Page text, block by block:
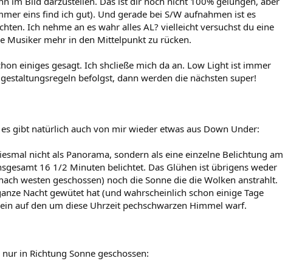
eins find ich gut). Und gerade bei S/W aufnahmen ist es
Ich nehme an es wahr alles AL? vielleicht versuchst du eine
Musiker mehr in den Mittelpunkt zu rücken.
einiges gesagt. Ich shcließe mich da an. Low Light ist immer
befolgst, dann werden die nächsten super!
gibt natürlich auch von mir wieder etwas aus Down Under:
nicht als Panorama, sondern als eine einzelne Belichtung am
16 1/2 Minuten belichtet. Das Glühen ist übrigens weder
westen geschossen) noch die Sonne die die Wolken anstrahlt.
Nacht gewütet hat (und wahrscheinlich schon einige Tage
auf den um diese Uhrzeit pechschwarzen Himmel warf.
in Richtung Sonne geschossen: